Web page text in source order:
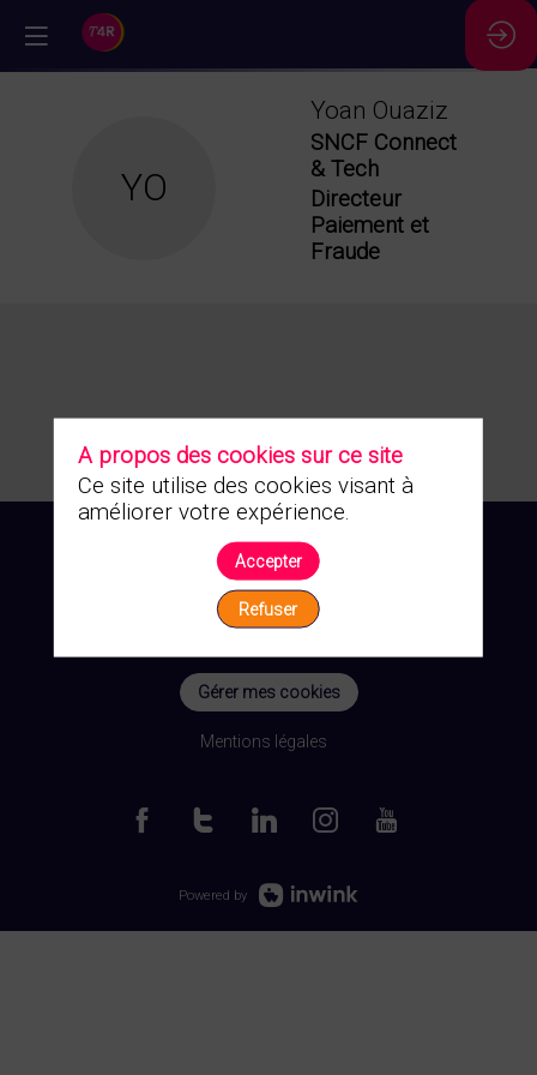
YO
Yoan Ouaziz
SNCF Connect
& Tech
Directeur
Paiement et
Fraude
Gérer mes cookies
Mentions légales
Powered by
A propos des cookies sur ce site
Ce site utilise des cookies visant à
améliorer votre expérience.
Accepter
Refuser